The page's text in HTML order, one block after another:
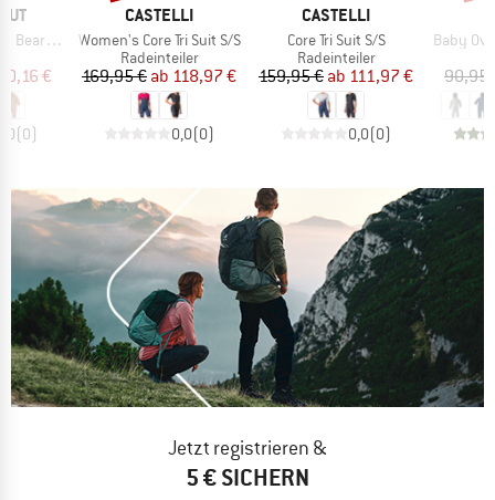
Fleece
Preis
€
(0)
MARKE
CASTELLI
Artikel
Women's Core Tri Suit S/S
Produktgruppe
Radeinteiler
Preis
169,95 € reduzierter Preis
ab 118,97 €
0,0(0)
MARKE
CASTELLI
Artikel
Core Tri Suit S/S
Produktgruppe
Radeinteiler
Preis
159,95 € reduzierter Preis
ab 111,97 €
0,0(0)
Artikel
Baby
90,95
Jetzt registrieren &
5 € SICHERN